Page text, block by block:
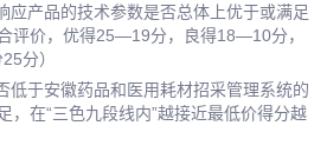
应产品的技术参数是否总体上优于或满足
评价，优得25—19分，良得18—10分，
分）
低于安徽药品和医用耗材招采管理系统的
，在“三色九段线内”越接近最低价得分越